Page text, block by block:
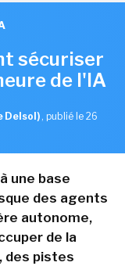
sécuriser
de l'IA
Delsol) , publié le 26
une base
des agents
autonome,
de la
des pistes